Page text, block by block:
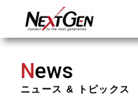
News
ニュース & トピックス